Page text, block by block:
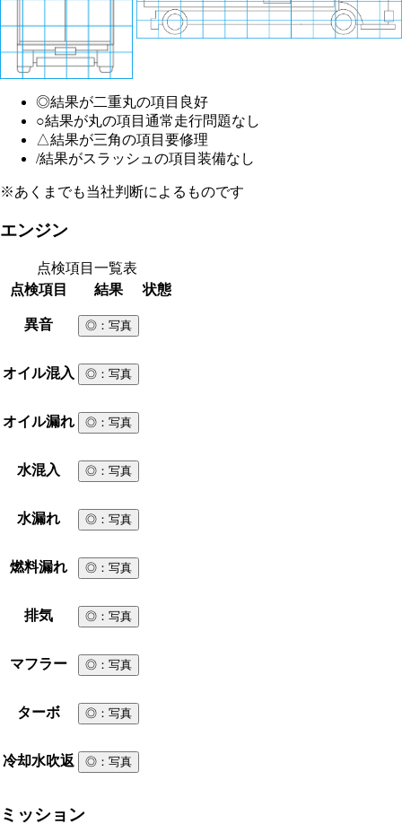
◎結果が二重丸の項目 良好
○結果が丸の項目 通常走行問題なし
△結果が三角の項目 要修理
/結果がスラッシュの項目 装備なし
※あくまでも当社判断によるものです
エンジン
点検項目一覧表
点検項目
結果 状態
異音 ◎ ：写真
オイル混入 ◎ ：写真
オイル漏れ ◎ ：写真
水混入 ◎ ：写真
水漏れ ◎ ：写真
燃料漏れ ◎ ：写真
排気 ◎ ：写真
マフラー ◎ ：写真
ターボ ◎ ：写真
冷却水吹返 ◎ ：写真
ミッション